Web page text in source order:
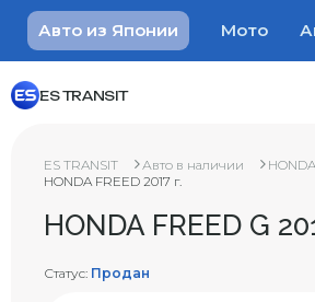
Авто из Японии Мото
ES TRANSIT
ES TRANSIT Авто в наличии HONDA
HONDA FREED 2017 г.
HONDA FREED G
Статус: Продан